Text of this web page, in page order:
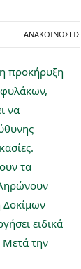
ΑΝΑΚΟΙΝΏΣΕΙΣ
η προκήρυξη
να
τα
Δοκίμων
ειδικά
Μετά την